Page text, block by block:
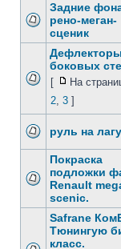
Задние
рено-меган-
сценик
Дефлекторы
боковых
[ На
2, 3 ]
руль на
Покраска
подложки
Renault
scenic.
Safrane
Тюнингую
класс.